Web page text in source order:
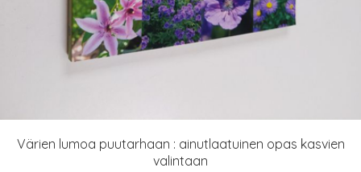
Värien lumoa puutarhaan : ainutlaatuinen opas kasvien
valintaan